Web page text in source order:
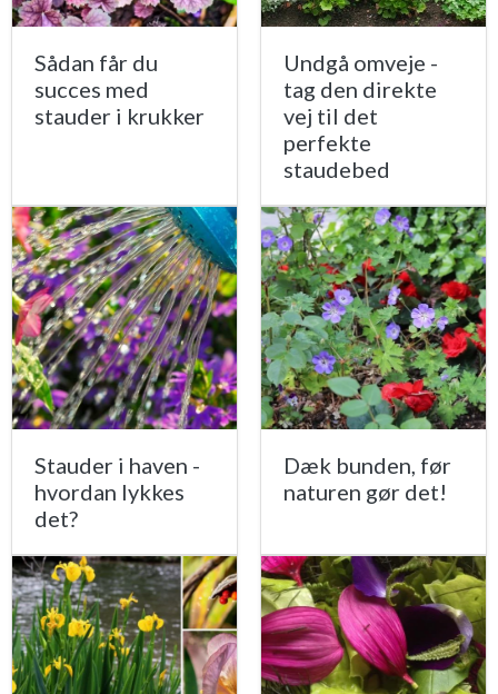
Sådan får du
succes med
stauder i krukker
Undgå omveje -
tag den direkte
vej til det
perfekte
staudebed
Stauder i haven -
hvordan lykkes
det?
Dæk bunden, før
naturen gør det!